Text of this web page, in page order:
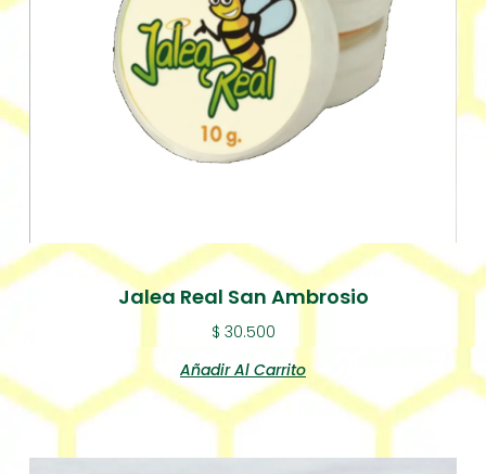
Jalea Real San Ambrosio
$ 30.500
Añadir Al Carrito